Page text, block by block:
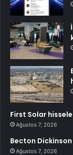
First Solar
Ağustos 7, 2026
Becton
Ağustos 7, 2026